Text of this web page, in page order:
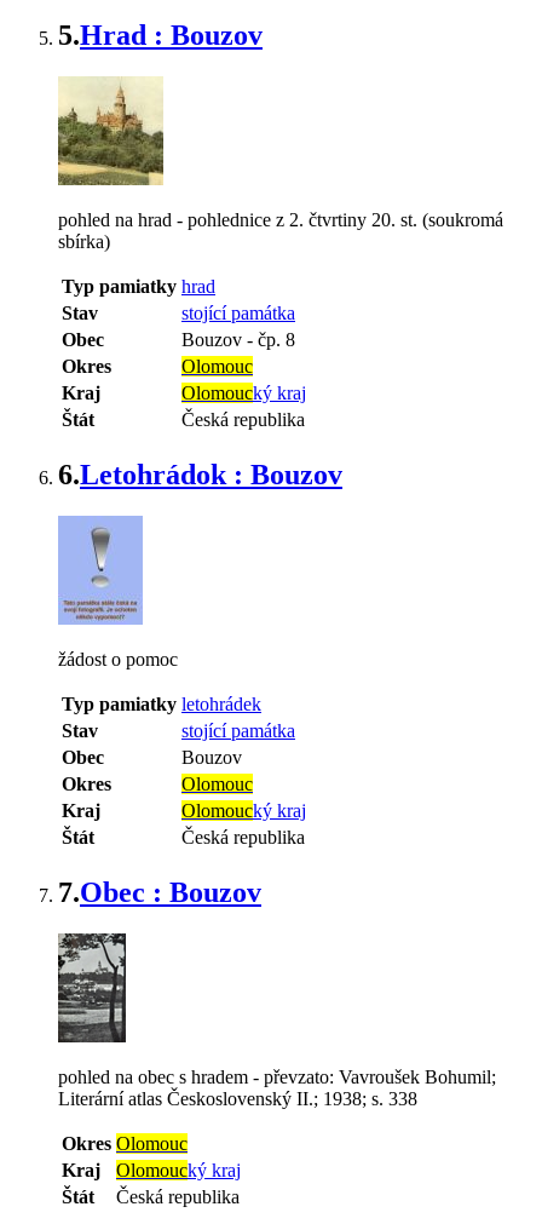
5.Hrad : Bouzov
pohled na hrad - pohlednice z 2. čtvrtiny 20. st. (soukromá
sbírka)
Typ pamiatky hrad
Stav
stojící památka
Obec
Bouzov - čp. 8
Okres
Olomouc
Kraj
Olomoucký kraj
Štát
Česká republika
6.Letohrádok : Bouzov
žádost o pomoc
Typ pamiatky letohrádek
Stav
stojící památka
Obec
Bouzov
Okres
Olomouc
Kraj
Olomoucký kraj
Štát
Česká republika
7.Obec : Bouzov
pohled na obec s hradem - převzato: Vavroušek Bohumil;
Literární atlas Československý II.; 1938; s. 338
Okres Olomouc
Kraj
Olomoucký kraj
Štát
Česká republika